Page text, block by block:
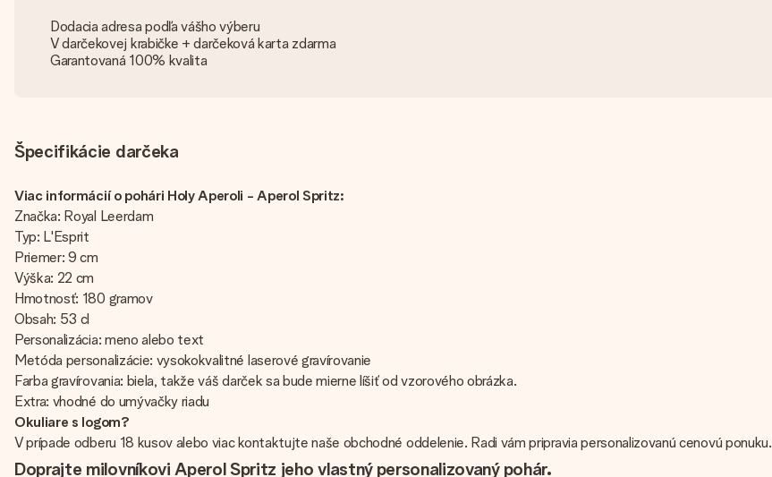
Dodacia adresa podľa vášho výberu
V darčekovej krabičke + darčeková karta zdarma
Garantovaná 100% kvalita
Špecifikácie darčeka
Viac informácií o pohári Holy Aperoli - Aperol Spritz:
Značka: Royal Leerdam
Typ: L'Esprit
Priemer: 9 cm
Výška: 22 cm
Hmotnosť: 180 gramov
Obsah: 53 cl
Personalizácia: meno alebo text
Metóda personalizácie: vysokokvalitné laserové gravírovanie
Farba gravírovania: biela, takže váš darček sa bude mierne líšiť od vzorového obrázka.
Extra: vhodné do umývačky riadu
Okuliare s logom?
V prípade odberu 18 kusov alebo viac kontaktujte naše obchodné oddelenie. Radi vám pripravia personalizovanú cenovú ponuku.
Doprajte milovníkovi Aperol Spritz jeho vlastný personalizovaný pohár.